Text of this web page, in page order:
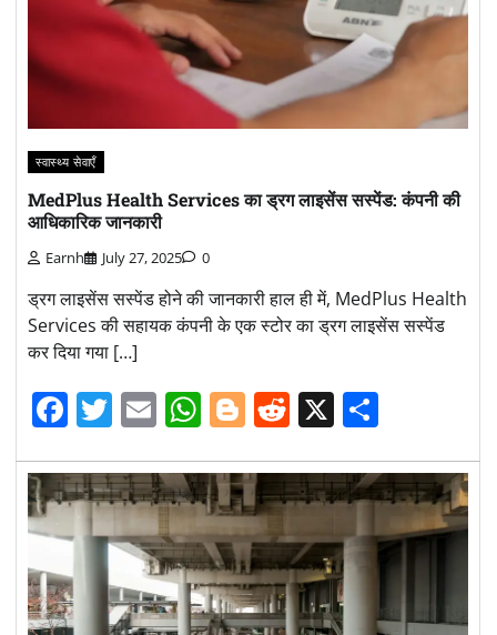
स्वास्थ्य सेवाएँ
MedPlus Health Services का ड्रग लाइसेंस सस्पेंड: कंपनी की
आधिकारिक जानकारी
Earnh July 27, 2025 0
ड्रग लाइसेंस सस्पेंड होने की जानकारी हाल ही में, MedPlus Health
Services की सहायक कंपनी के एक स्टोर का ड्रग लाइसेंस सस्पेंड
कर दिया गया […]
Facebook
Twitter
EmailWhatsApp
Blogger
Reddit
X